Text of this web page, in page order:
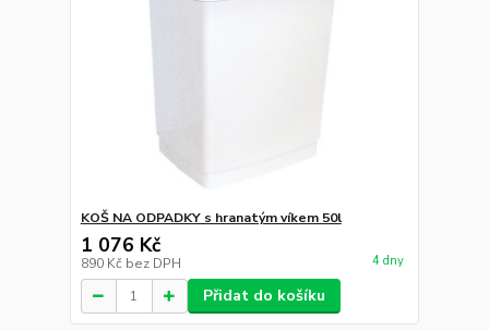
KOŠ NA ODPADKY s hranatým víkem 50l
1 076 Kč
890 Kč bez DPH 4 dny
Přidat do košíku